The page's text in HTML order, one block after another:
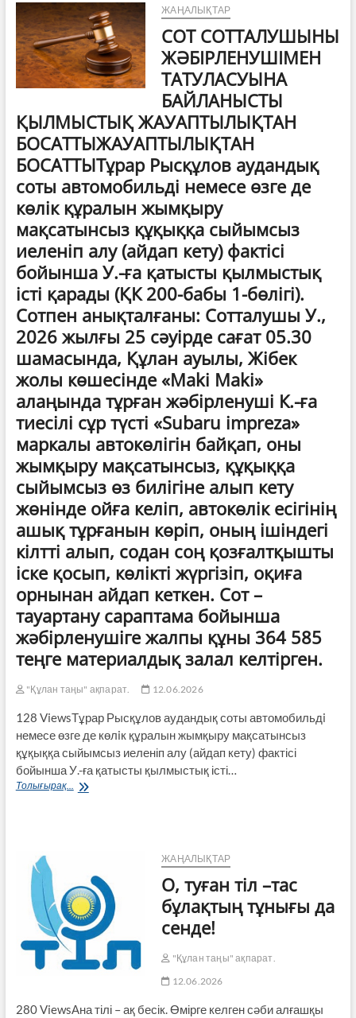
отбасының
рөлі
ЖАҢАЛЫҚТАР
СОТ СОТТАЛУШЫНЫ
ЖӘБІРЛЕНУШІМЕН
ТАТУЛАСУЫНА
БАЙЛАНЫСТЫ
ҚЫЛМЫСТЫҚ ЖАУАПТЫЛЫҚТАН
БОСАТТЫЖАУАПТЫЛЫҚТАН
БОСАТТЫТұрар Рысқұлов аудандық
соты автомобильдi немесе өзге де
көлiк құралын жымқыру
мақсатынсыз құқыққа сыйымсыз
иеленіп алу (айдап кету) фактісі
бойынша У.-ға қатысты қылмыстық
істі қарады (ҚК 200-бабы 1-бөлігі).
Сотпен анықталғаны: Сотталушы У.,
2026 жылғы 25 сәуірде сағат 05.30
шамасында, Құлан ауылы, Жібек
жолы көшесінде «Maki Maki»
алаңында тұрған жәбірленуші К.-ға
тиесілі сұр түсті «Subaru impreza»
маркалы автокөлігін байқап, оны
жымқыру мақсатынсыз, құқыққа
сыйымсыз өз билігіне алып кету
жөнінде ойға келіп, автокөлік есігінің
ашық тұрғанын көріп, оның ішіндегі
кілтті алып, содан соң қозғалтқышты
іске қосып, көлікті жүргізіп, оқиға
орнынан айдап кеткен. Сот –
тауартану сараптама бойынша
жәбірленушіге жалпы құны 364 585
теңге материалдық залал келтірген.
"Құлан таңы" ақпарат. 12.06.2026
128 ViewsТұрар Рысқұлов аудандық соты автомобильдi
немесе өзге де көлiк құралын жымқыру мақсатынсыз
құқыққа сыйымсыз иеленіп алу (айдап кету) фактісі
бойынша У.-ға қатысты қылмыстық істі…
Толығырақ...
СОТ
БОСАТТЫЖАУАПТЫЛЫҚТАН
БОСАТТЫТұрар
Рысқұлов
аудандық
соты
немесе
көлiк
ЖАҢАЛЫҚТАР
О, туған тіл –тас
бұлақтың тұнығы да
сенде!
"Құлан таңы" ақпарат.
12.06.2026
280 ViewsАна тілі – ақ бесік. Өмірге келген сәби алғашқы